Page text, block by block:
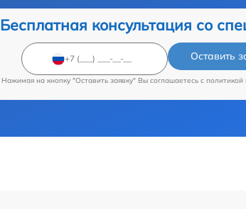
Бесплатная консультация со
Оставить
Нажимая на кнопку "Оставить заявку" Вы соглашаетесь c политикой